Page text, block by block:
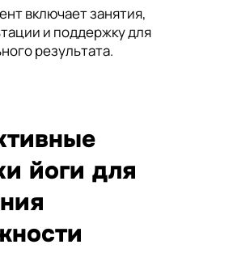
включает занятия,
и поддержку для
результата.
йоги для